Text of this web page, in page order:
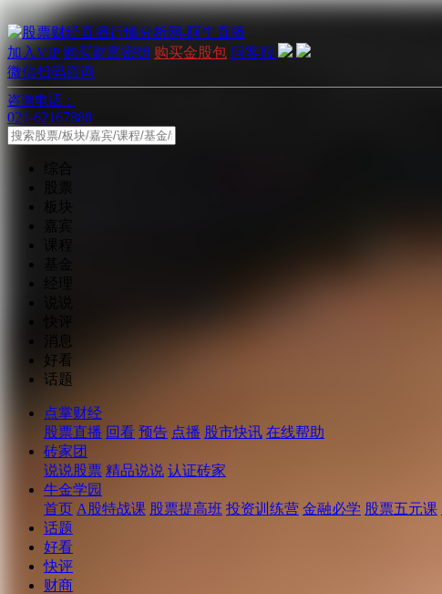
加入VIP 购买财富密钥 购买金股包 问客服
微信扫码咨询
咨询电话：
021-62167888
消息
好看
话题
点掌财经
股票直播 回看 预告 点播 股市快讯 在线帮助
砖家团
说说股票 精品说说 认证砖家
牛金学园
首页 A股特战课 股票提高班 投资训练营 金融必学 股票五元课
话题
好看
快评
财商